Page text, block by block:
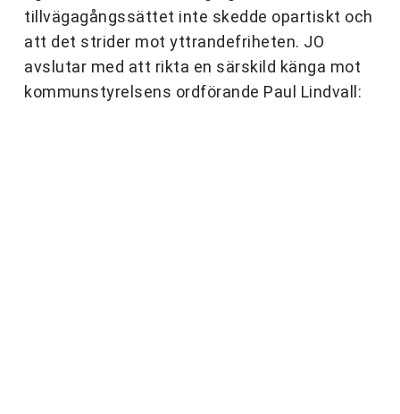
tillvägagångssättet inte skedde opartiskt och
att det strider mot yttrandefriheten. JO
avslutar med att rikta en särskild känga mot
kommunstyrelsens ordförande Paul Lindvall: